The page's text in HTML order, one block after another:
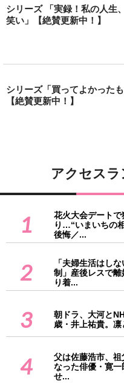
シリーズ 「実録！私の人生
笑い」【絶賛更新中！】
シリーズ「買ってよかったも
【絶賛更新中！】
アクセス
1
花火大会デート
り…“いまいちの
後悔／...
2
「夫婦生活はし
制」産後レスで
り着...
3
朝ドラ、大河と
歳・井上祐貴。
4
父は佐藤浩市、
なった俳優・寛
せ...